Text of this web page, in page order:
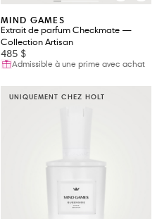
MIND GAMES
Extrait de parfum Checkmate —
Collection Artisan
485 $
Admissible à une prime avec achat
UNIQUEMENT CHEZ HOLT